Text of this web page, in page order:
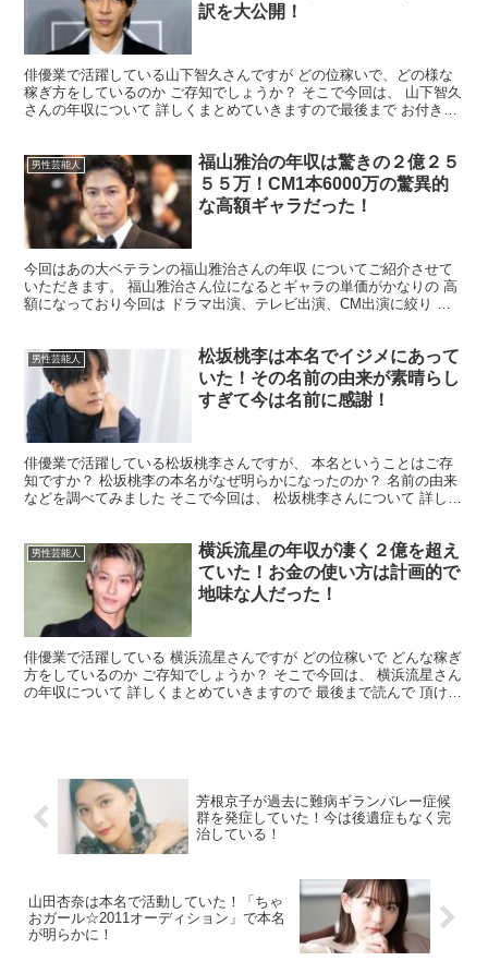
訳を大公開！
俳優業で活躍している山下智久さんですが どの位稼いで、どの様な
稼ぎ方をしているのか ご存知でしょうか？ そこで今回は、 山下智久
さんの年収について 詳しくまとめていきますので最後まで お付き合
男性芸能人
福山雅治の年収は驚きの２億２５
５５万！CM1本6000万の驚異的
な高額ギャラだった！
今回はあの大ベテランの福山雅治さんの年収 についてご紹介させて
いただきます。 福山雅治さん位になるとギャラの単価がかなりの 高
額になっており今回は ドラマ出演、テレビ出演、CM出演に絞り お
男性芸能人
松坂桃李は本名でイジメにあって
いた！その名前の由来が素晴らし
すぎて今は名前に感謝！
俳優業で活躍している松坂桃李さんですが、 本名ということはご存
知ですか？ 松坂桃李の本名がなぜ明らかになったのか？ 名前の由来
などを調べてみました そこで今回は、 松坂桃李さんについて 詳しく
男性芸能人
横浜流星の年収が凄く２億を超え
ていた！お金の使い方は計画的で
地味な人だった！
俳優業で活躍している 横浜流星さんですが どの位稼いで どんな稼ぎ
方をしているのか ご存知でしょうか？ そこで今回は、 横浜流星さん
の年収について 詳しくまとめていきますので 最後まで読んで 頂けれ
芳根京子が過去に難病ギランバレー症候
群を発症していた！今は後遺症もなく完
治している！
山田杏奈は本名で活動していた！「ちゃ
おガール☆2011オーディション」で本名
が明らかに！